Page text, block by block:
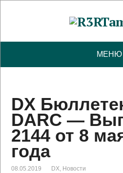
МЕНЮ
DX
DARC —
2144 от 8
года
08.05.2019 DX, Новости